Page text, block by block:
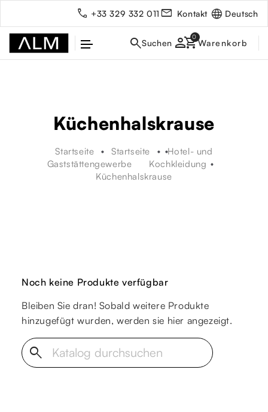
+33 329 332 011 Kontakt Deutsch
person
Küchenhalskrause
Startseite Startseite
Hotel- und
Gaststättengewerbe
Kochkleidung
Küchenhalskrause
Noch keine Produkte verfügbar
Bleiben Sie dran! Sobald weitere Produkte
hinzugefügt wurden, werden sie hier angezeigt.
search